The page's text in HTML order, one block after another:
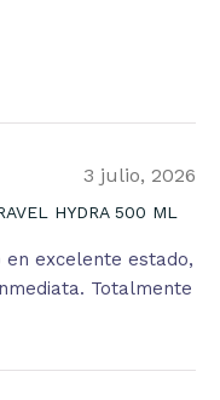
3 julio, 2026
HYDRA 500 ML
excelente estado,
Totalmente